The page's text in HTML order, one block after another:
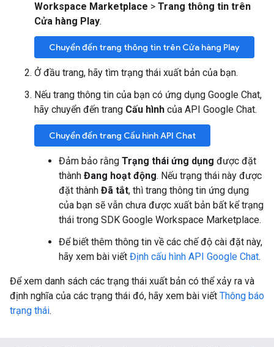
Workspace Marketplace > Trang thông tin trên
Cửa hàng Play.
Chuyển đến trang thông tin trên Cửa hàng Play
Ở đầu trang, hãy tìm trạng thái xuất bản của bạn.
Nếu trang thông tin của bạn có ứng dụng Google Chat,
hãy chuyển đến trang Cấu hình của API Google Chat.
Chuyển đến trang Cấu hình API Chat
Đảm bảo rằng Trạng thái ứng dụng được đặt
thành Đang hoạt động. Nếu trạng thái này được
đặt thành Đã tắt, thì trang thông tin ứng dụng
của bạn sẽ vẫn chưa được xuất bản bất kể trạng
thái trong SDK Google Workspace Marketplace.
Để biết thêm thông tin về các chế độ cài đặt này,
hãy xem bài viết Định cấu hình API Google Chat.
Để xem danh sách các trạng thái xuất bản có thể xảy ra và
định nghĩa của các trạng thái đó, hãy xem bài viết Thông báo
trạng thái.